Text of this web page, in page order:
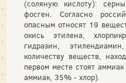
(соляную кислоту):
фосген. Согласно
опасным относят 19
окись этилена,
гидразин,
количеству веществ,
первом месте стоят
аммиак, 35% - хлор).